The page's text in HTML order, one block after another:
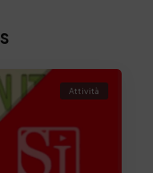
Attività